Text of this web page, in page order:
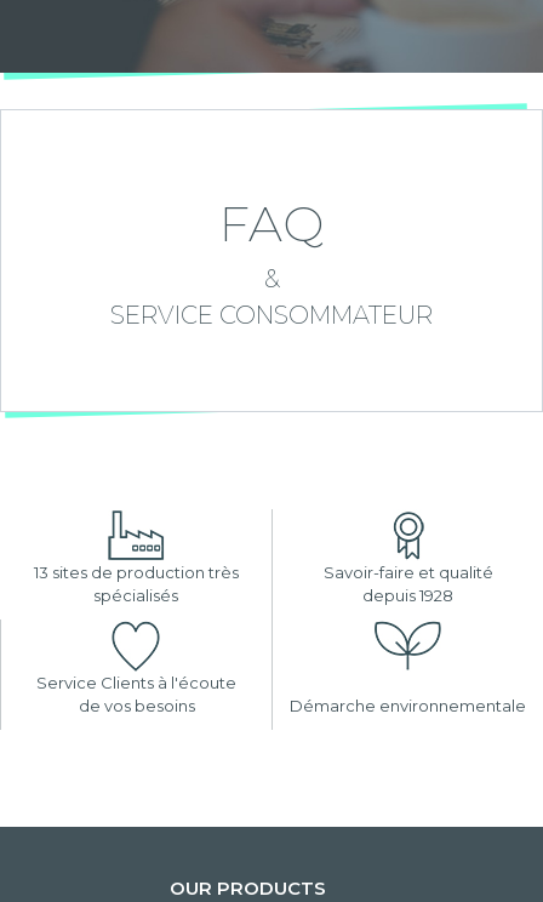
FAQ
&
SERVICE CONSOMMATEUR
13 sites de production très
spécialisés
Savoir-faire et qualité
depuis 1928
Service Clients à l'écoute
de vos besoins
Démarche environnementale
OUR PRODUCTS